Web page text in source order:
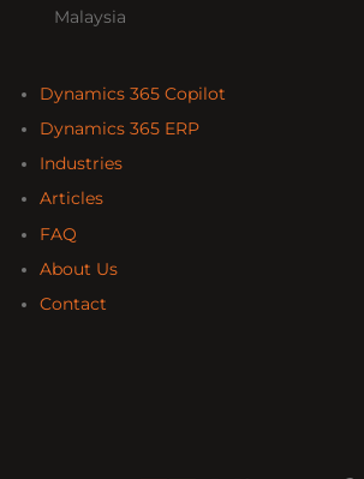
Malaysia
Dynamics 365 Copilot
Dynamics 365 ERP
Industries
Articles
FAQ
About Us
Contact